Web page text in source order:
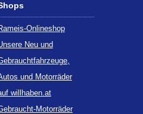
Onlineshop
Neu und
und Motorräder
willhaben.at
Motorräder